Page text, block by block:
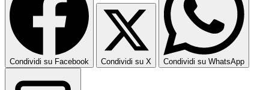
Condividi su Facebook Condividi su X Condividi su WhatsApp